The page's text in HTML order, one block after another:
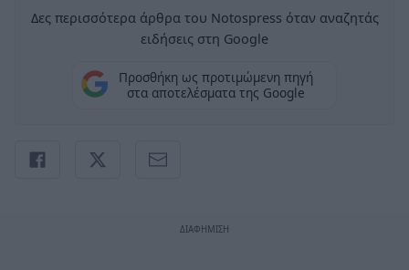
Δες περισσότερα άρθρα του Notospress όταν αναζητάς
ειδήσεις στη Google
Προσθήκη ως προτιμώμενη πηγή
στα αποτελέσματα της Google